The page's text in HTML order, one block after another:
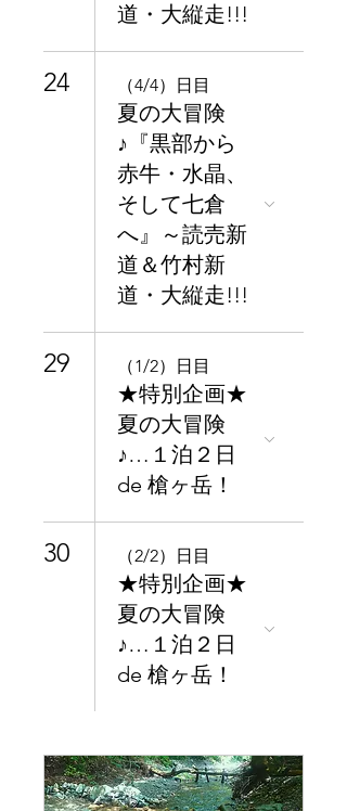
道・大縦走!!!
24 （4/4）日目
夏の大冒険
♪『黒部から
赤牛・水晶、
そして七倉
へ』～読売新
道＆竹村新
道・大縦走!!!
29 （1/2）日目
★特別企画★
夏の大冒険
♪…１泊２日
de 槍ヶ岳！
30 （2/2）日目
★特別企画★
夏の大冒険
♪…１泊２日
de 槍ヶ岳！